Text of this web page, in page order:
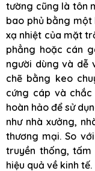
tường cũng là tôn
bao phủ bằng một
xạ nhiệt của mặt
phẳng hoặc cán
người dùng và dễ
chẽ bằng keo
cứng cáp và
hoàn hảo để sử
như nhà xưởng,
thương mại. So
truyền thống,
hiệu quả về kinh tế.